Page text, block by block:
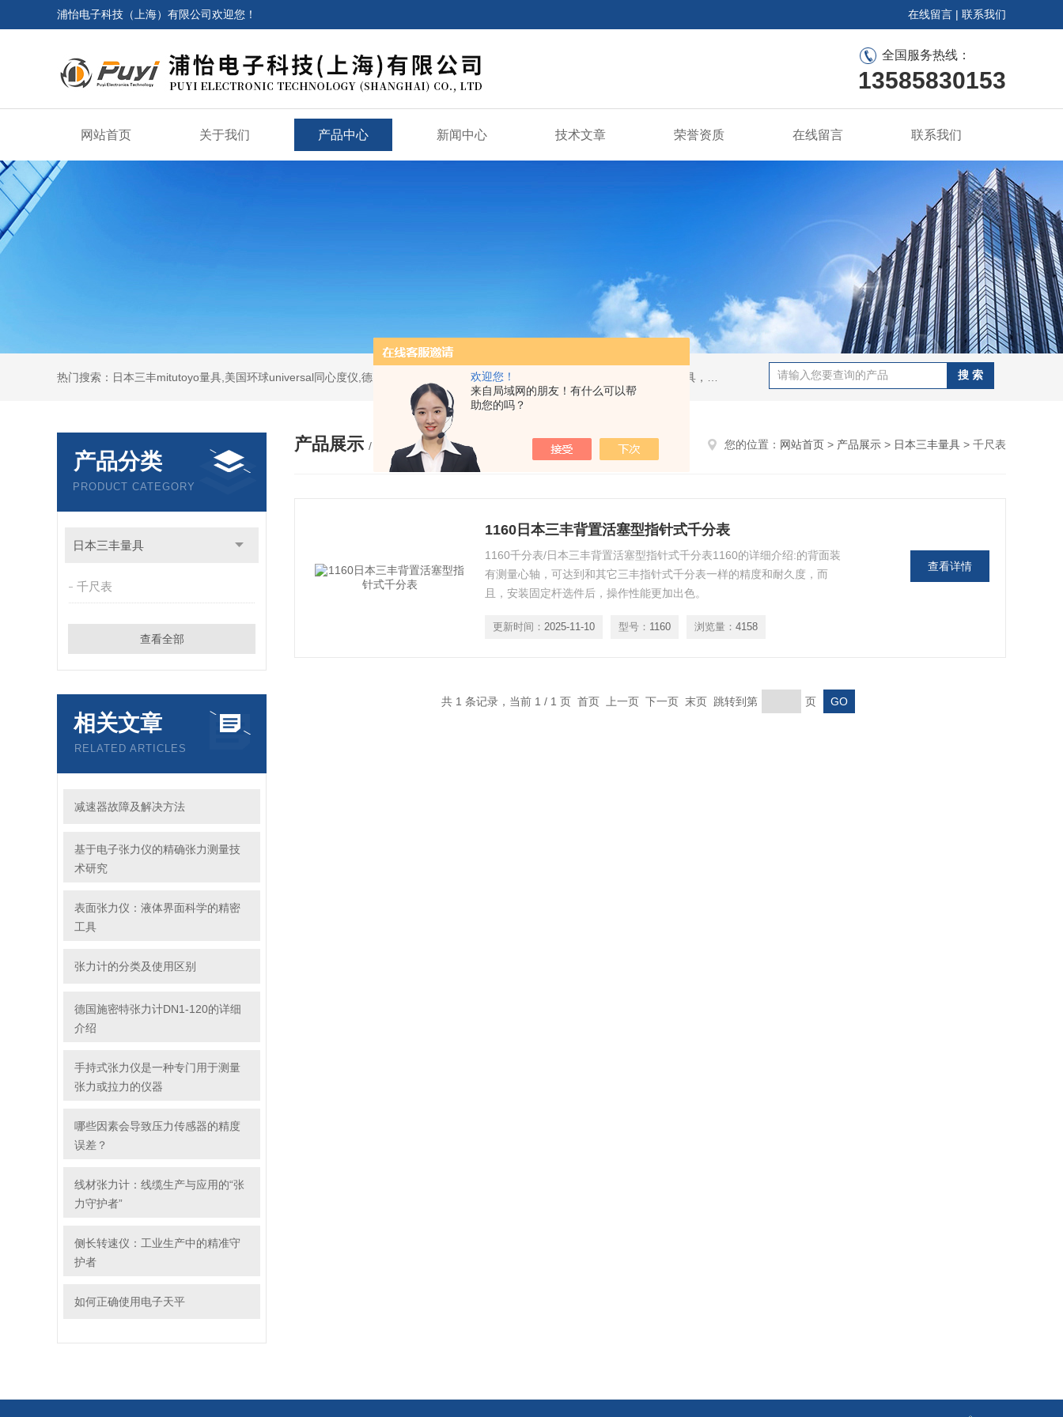
欢迎您！
来自局域网的朋友！有什么可以帮
助您的吗？
浦怡电子科技（上海）有限公司欢迎您！ 在线留言 | 联系我们
全国服务热线：
13585830153
网站首页 关于我们 产品中心 新闻中心 技术文章 荣誉资质 在线留言 联系我们
产品分类
PRODUCT CATEGORY
日本三丰量具
千尺表
查看全部
相关文章
RELATED ARTICLES
减速器故障及解决方法
基于电子张力仪的精确张力测量技
术研究
表面张力仪：液体界面科学的精密
工具
张力计的分类及使用区别
德国施密特张力计DN1-120的详细
介绍
手持式张力仪是一种专门用于测量
张力或拉力的仪器
哪些因素会导致压力传感器的精度
误差？
线材张力计：线缆生产与应用的“张
力守护者”
侧长转速仪：工业生产中的精准守
护者
如何正确使用电子天平
产品展示 / PRODUCTS 您的位置： 网站首页 > 产品展示 > 日本三丰量具 > 千尺表
1160日本三丰背置活塞型指针式千分表
1160千分表/日本三丰背置活塞型指针式千分表1160的详细介绍:的背面装
有测量心轴，可达到和其它三丰指针式千分表一样的精度和耐久度，而
且，安装固定杆选件后，操作性能更加出色。
更新时间： 2025-11-10 型号： 1160 浏览量： 4158
查看详情
共 1 条记录，当前 1 / 1 页 首页 上一页 下一页 末页 跳转到第 页